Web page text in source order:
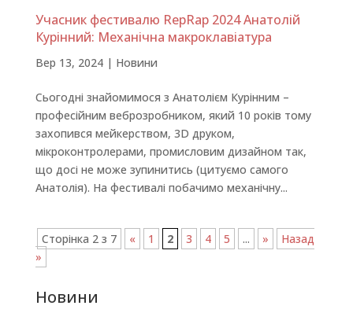
Учасник фестивалю RepRap 2024 Анатолій
Курінний: Механічна макроклавіатура
Вер 13, 2024| Новини
Сьогодні знайомимося з Анатолієм Курінним –
професійним веброзробником, який 10 років тому
захопився мейкерством, 3D друком,
мікроконтролерами, промисловим дизайном так,
що досі не може зупинитись (цитуємо самого
Анатолія). На фестивалі побачимо механічну...
Сторінка 2 з 7 « 1 2 3 4 5 ... »
Назад
»
Новини